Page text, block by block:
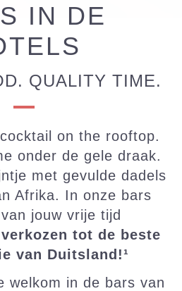
IN DE
QUALITY TIME.
on the rooftop.
onder de gele draak.
met gevulde dadels
Afrika. In onze bars
jouw vrije tijd
verkozen tot de beste
van Duitsland!¹
welkom in de bars van